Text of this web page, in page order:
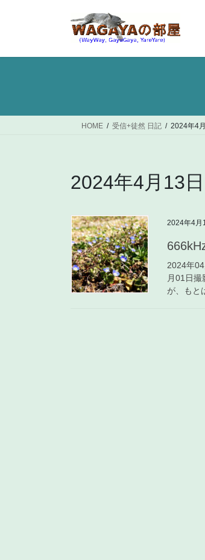
HOME 受信+徒然 日記 2024年4
2024年4月13日
2024年4月
2024年
月01日
が、もと